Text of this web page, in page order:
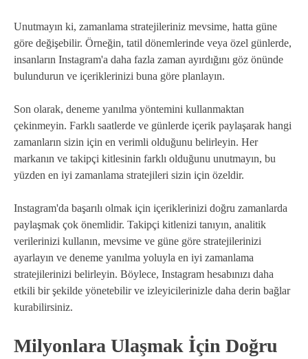
Unutmayın ki, zamanlama stratejileriniz mevsime, hatta güne
göre değişebilir. Örneğin, tatil dönemlerinde veya özel günlerde,
insanların Instagram'a daha fazla zaman ayırdığını göz önünde
bulundurun ve içeriklerinizi buna göre planlayın.
Son olarak, deneme yanılma yöntemini kullanmaktan
çekinmeyin. Farklı saatlerde ve günlerde içerik paylaşarak hangi
zamanların sizin için en verimli olduğunu belirleyin. Her
markanın ve takipçi kitlesinin farklı olduğunu unutmayın, bu
yüzden en iyi zamanlama stratejileri sizin için özeldir.
Instagram'da başarılı olmak için içeriklerinizi doğru zamanlarda
paylaşmak çok önemlidir. Takipçi kitlenizi tanıyın, analitik
verilerinizi kullanın, mevsime ve güne göre stratejilerinizi
ayarlayın ve deneme yanılma yoluyla en iyi zamanlama
stratejilerinizi belirleyin. Böylece, Instagram hesabınızı daha
etkili bir şekilde yönetebilir ve izleyicilerinizle daha derin bağlar
kurabilirsiniz.
Milyonlara Ulaşmak İçin Doğru